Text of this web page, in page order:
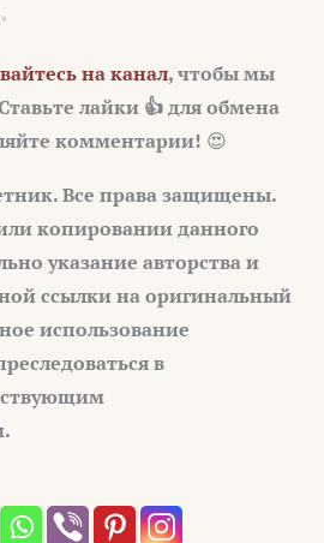
на канал, чтобы мы
лайки 👍 для обмена
комментарии! 😍
Все права защищены.
копировании данного
указание авторства и
ссылки на оригинальный
использование
в